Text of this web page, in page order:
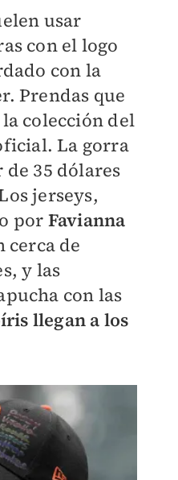
usar
con el logo
con la
Prendas que
colección del
La gorra
35 dólares
jerseys,
por Favianna
cerca de
y las
con las
llegan a los